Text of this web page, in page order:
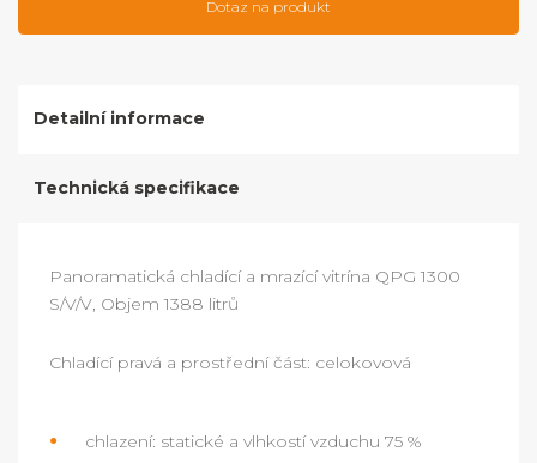
Dotaz na produkt
Detailní informace
Technická specifikace
Panoramatická chladící a mrazící vitrína QPG 1300
S/V/V, Objem 1388 litrů
Chladící pravá a prostřední část: celokovová
chlazení: statické a vlhkostí vzduchu 75 %